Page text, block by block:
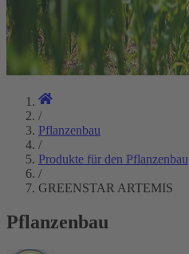
/
Pflanzenbau
/
Produkte für den Pflanzenbau
/
GREENSTAR ARTEMIS
Pflanzenbau